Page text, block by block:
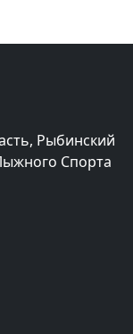
Рыбинский
Спорта